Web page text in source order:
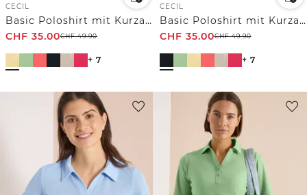
CECIL
Basic Poloshirt mit Kurzarm
CHF 35.00CHF49.90
+ 7
CECIL
Basic Poloshirt mit Kurzarm
CHF 35.00CHF49.90
+ 7